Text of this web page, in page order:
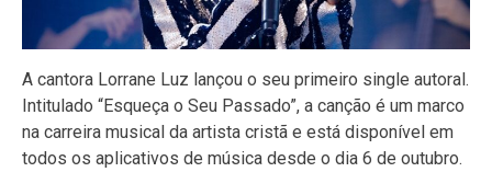
A cantora Lorrane Luz lançou o seu primeiro single autoral.
Intitulado “Esqueça o Seu Passado”, a canção é um marco
na carreira musical da artista cristã e está disponível em
todos os aplicativos de música desde o dia 6 de outubro.